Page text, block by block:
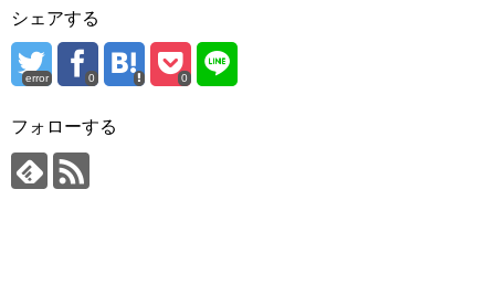
シェアする
error 0 0
フォローする